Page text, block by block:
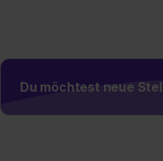
Du möchtest neue